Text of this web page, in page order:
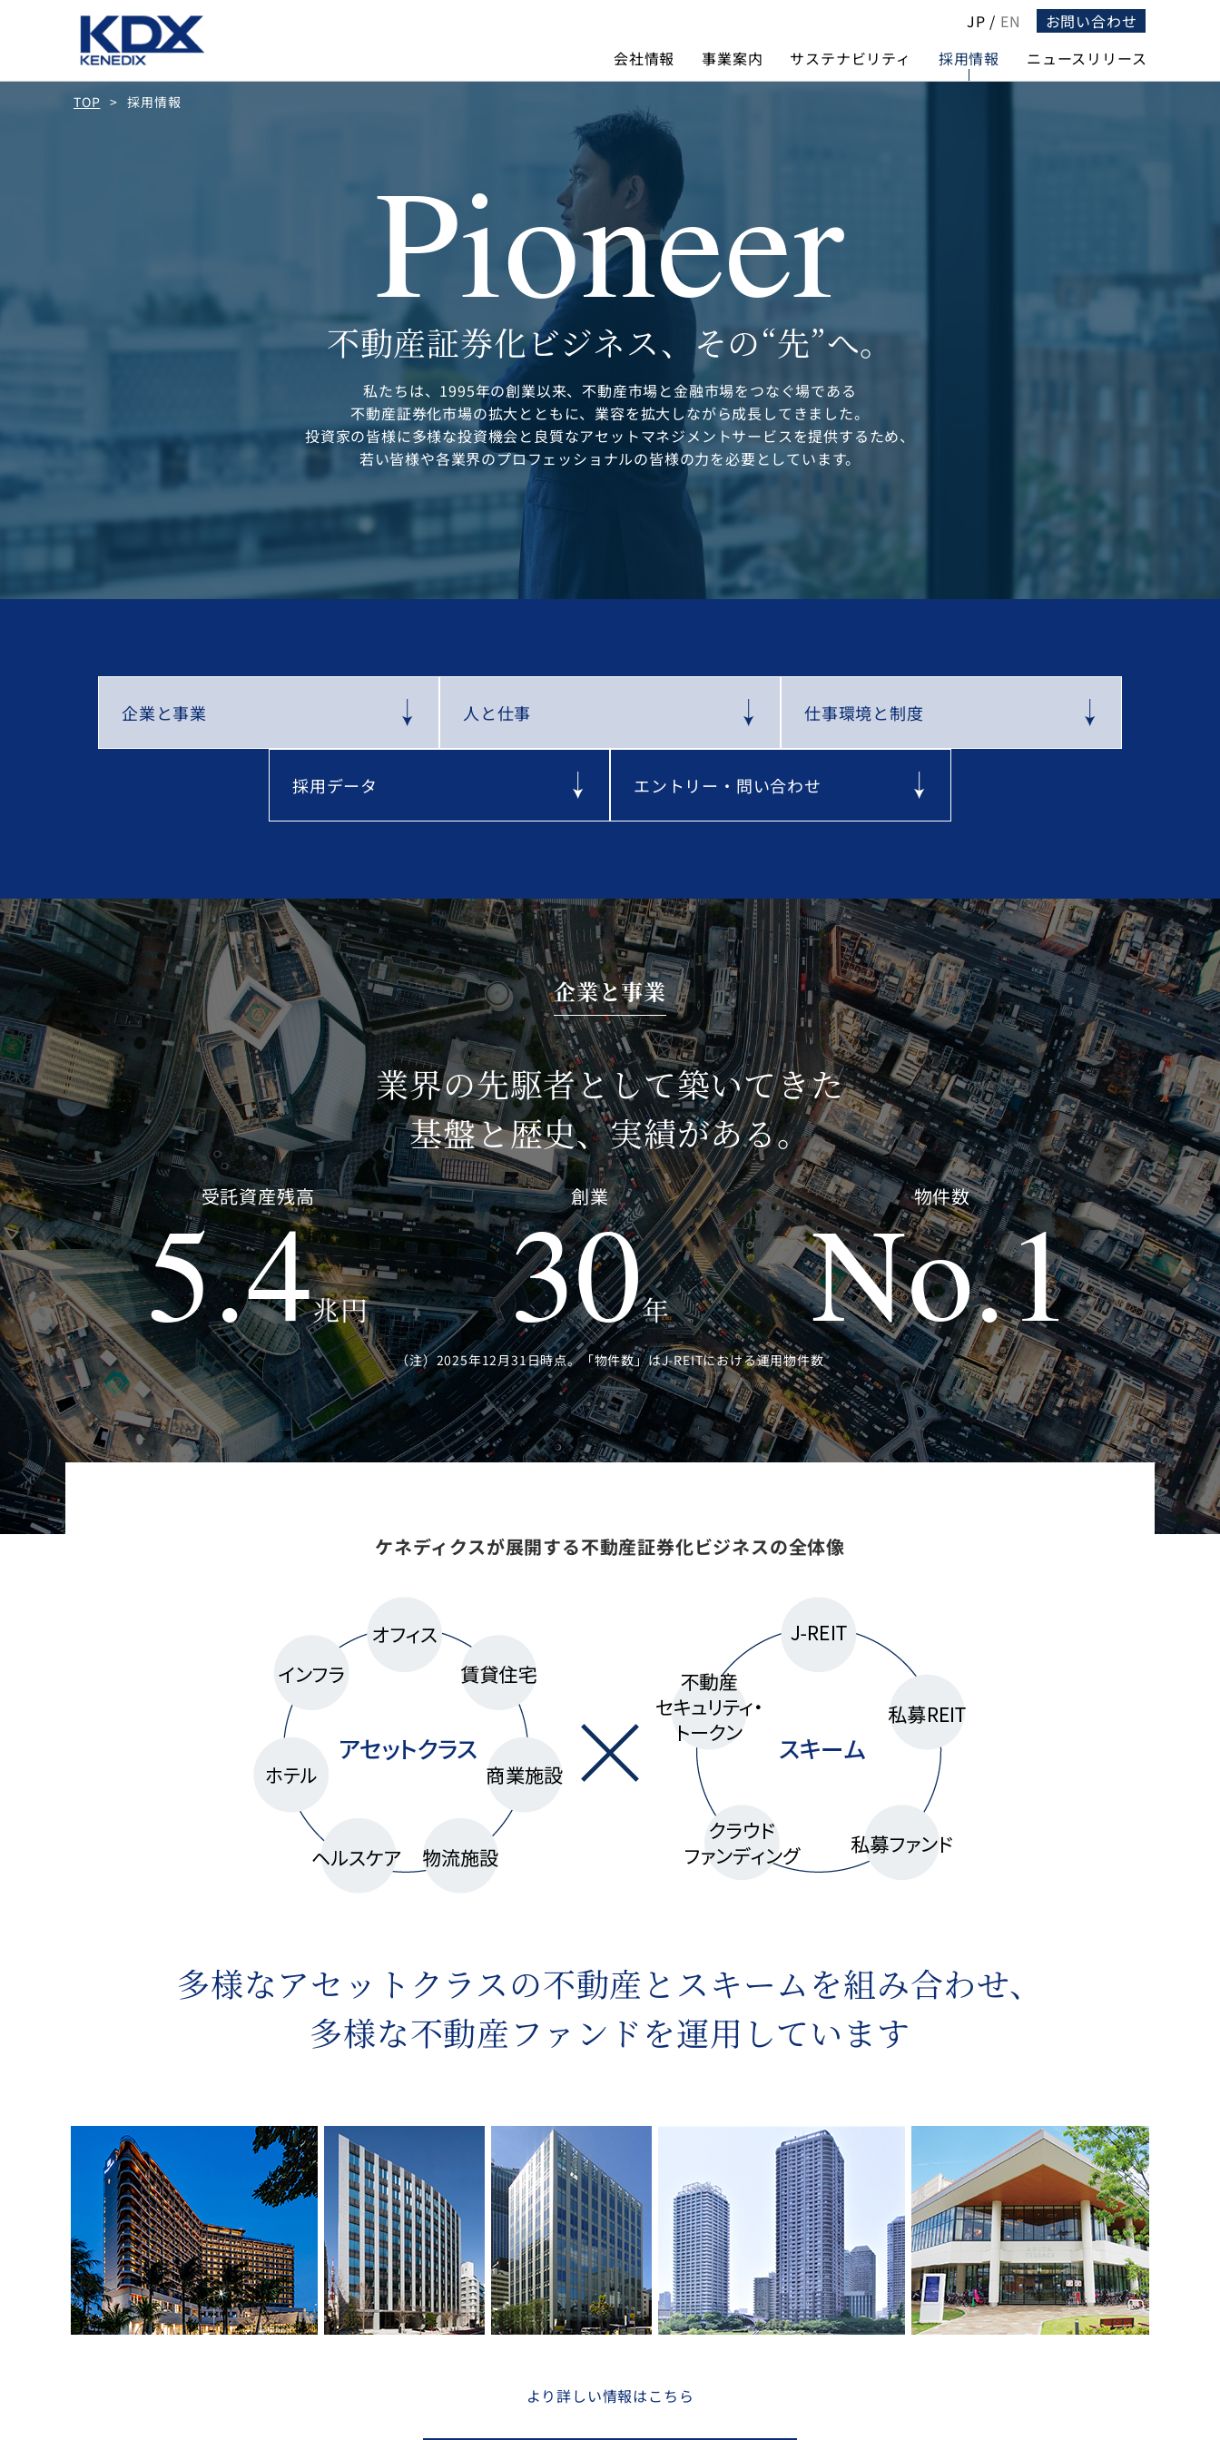
会社情報 事業案内 サステナビリティ 採用情報 ニュースリリース
JP / EN お問い合わせ
TOP 採用情報
Pioneer
不動産証券化ビジネス、 その“先”へ。
私たちは、1995年の創業以来、不動産市場と金融市場をつなぐ場である
不動産証券化市場の拡大とともに、業容を拡大しながら成長してきました。
投資家の皆様に多様な投資機会と良質なアセットマネジメントサービスを提供するため、
若い皆様や各業界のプロフェッショナルの皆様の力を必要としています。
企業と事業 人と仕事 仕事環境と制度
採用データ エントリー・問い合わせ
企業と事業
業界の先駆者として築いてきた
基盤と歴史、実績がある。
受託資産残高
5.4兆円
創業
30年
物件数
No.1
（注）2025年12月31日時点。「物件数」はJ-REITにおける運用物件数
ケネディクスが展開する不動産証券化ビジネスの全体像
多様なアセットクラスの不動産とスキームを組み合わせ、
多様な不動産ファンドを運用しています
より詳しい情報はこちら